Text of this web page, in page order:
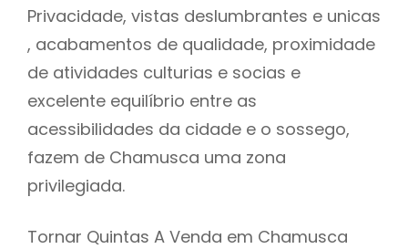
Privacidade, vistas deslumbrantes e unicas
, acabamentos de qualidade, proximidade
de atividades culturias e socias e
excelente equilíbrio entre as
acessibilidades da cidade e o sossego,
fazem de Chamusca uma zona
privilegiada.
Tornar Quintas A Venda em Chamusca